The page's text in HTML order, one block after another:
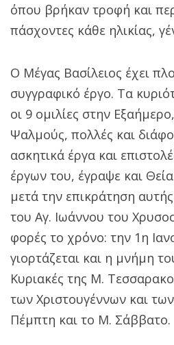
όπου βρήκαν τροφή και
πάσχοντες κάθε ηλικίας,
Ο Μέγας Βασίλειος έχει
συγγραφικό έργο. Τα
οι 9 ομιλίες στην
Ψαλμούς, πολλές και
ασκητικά έργα και
έργων του, έγραψε και
μετά την επικράτηση
του Αγ. Ιωάννου του
φορές το χρόνο: την 1η
γιορτάζεται και η μνήμη
Κυριακές της Μ.
των Χριστουγέννων και
Πέμπτη και το Μ. Σάββατο.